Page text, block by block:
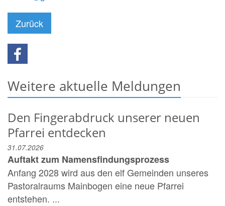
Zurück
Weitere aktuelle Meldungen
Den Fingerabdruck unserer neuen
Pfarrei entdecken
31.07.2026
Auftakt zum Namensfindungsprozess
Anfang 2028 wird aus den elf Gemeinden unseres
Pastoralraums Mainbogen eine neue Pfarrei
entstehen. ...